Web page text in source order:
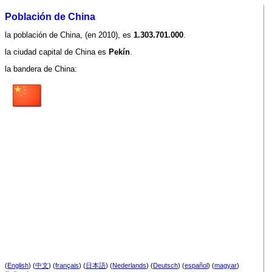
Población de China
la población de China, (en 2010), es 1.303.701.000
la ciudad capital de China es Pekín
la bandera de China:
(English) (中文) (français) (日本語) (Nederlands) (Deutsch) (español) (magyar)